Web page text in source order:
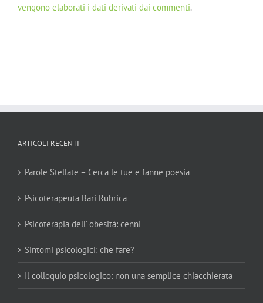
vengono elaborati i dati derivati dai commenti.
ARTICOLI RECENTI
Parole Stellate – Cerca le tue e fanne poesia
Psicoterapeuta Bari Rubrica
Psicoterapia dell’ obesità: cenni
Sintomi psicologici: che fare?
Il colloquio psicologico: non una semplice chiacchierata